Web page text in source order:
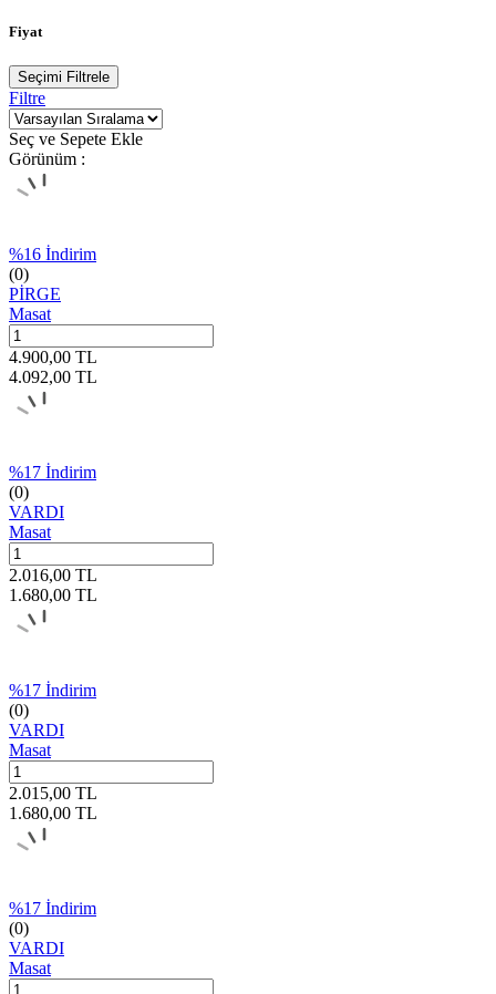
Fiyat
Seçimi Filtrele
Filtre
Seç ve Sepete Ekle
Görünüm :
%16 İndirim
(0)
PİRGE
Masat
4.900,00 TL
4.092,00 TL
%17 İndirim
(0)
VARDI
Masat
2.016,00 TL
1.680,00 TL
%17 İndirim
(0)
VARDI
Masat
2.015,00 TL
1.680,00 TL
%17 İndirim
(0)
VARDI
Masat